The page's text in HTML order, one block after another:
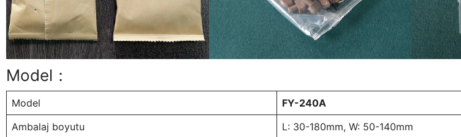
Model：
Model FY-240A
Ambalaj boyutu
L: 30-180mm, W: 50-140mm